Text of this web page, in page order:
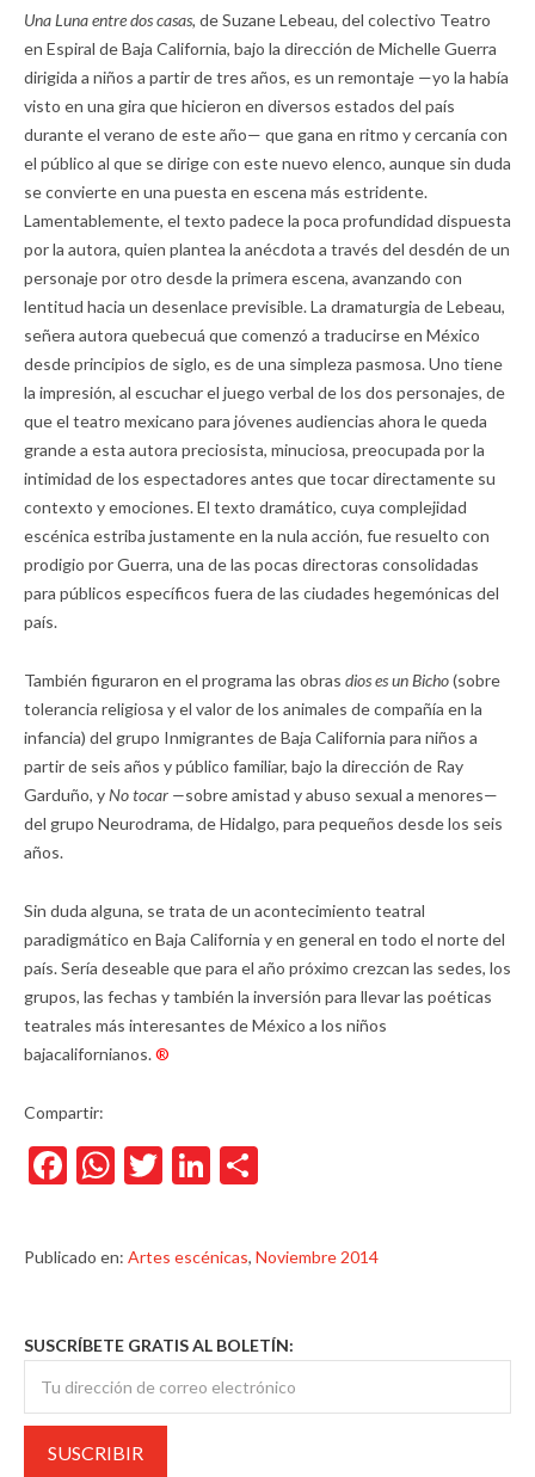
Una Luna entre dos casas, de Suzane Lebeau, del colectivo Teatro
en Espiral de Baja California, bajo la dirección de Michelle Guerra
dirigida a niños a partir de tres años, es un remontaje —yo la había
visto en una gira que hicieron en diversos estados del país
durante el verano de este año— que gana en ritmo y cercanía con
el público al que se dirige con este nuevo elenco, aunque sin duda
se convierte en una puesta en escena más estridente.
Lamentablemente, el texto padece la poca profundidad dispuesta
por la autora, quien plantea la anécdota a través del desdén de un
personaje por otro desde la primera escena, avanzando con
lentitud hacia un desenlace previsible. La dramaturgia de Lebeau,
señera autora quebecuá que comenzó a traducirse en México
desde principios de siglo, es de una simpleza pasmosa. Uno tiene
la impresión, al escuchar el juego verbal de los dos personajes, de
que el teatro mexicano para jóvenes audiencias ahora le queda
grande a esta autora preciosista, minuciosa, preocupada por la
intimidad de los espectadores antes que tocar directamente su
contexto y emociones. El texto dramático, cuya complejidad
escénica estriba justamente en la nula acción, fue resuelto con
prodigio por Guerra, una de las pocas directoras consolidadas
para públicos específicos fuera de las ciudades hegemónicas del
país.
También figuraron en el programa las obras dios es un Bicho(sobre
tolerancia religiosa y el valor de los animales de compañía en la
infancia) del grupo Inmigrantes de Baja California para niños a
partir de seis años y público familiar, bajo la dirección de Ray
Garduño, yNo tocar —sobre amistad y abuso sexual a menores—
del grupo Neurodrama, de Hidalgo, para pequeños desde los seis
años.
Sin duda alguna, se trata de un acontecimiento teatral
paradigmático en Baja California y en general en todo el norte del
país. Sería deseable que para el año próximo crezcan las sedes, los
grupos, las fechas y también la inversión para llevar las poéticas
teatrales más interesantes de México a los niños
bajacalifornianos.®
Compartir:
Facebook
WhatsApp
TwitterLinkedIn
Publicado en: Artes escénicas, Noviembre 2014
SUSCRÍBETE GRATIS AL BOLETÍN: